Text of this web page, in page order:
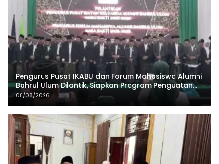
Pengurus Pusat IKABU dan Forum Mahasiswa Alumni
Bahrul Ulum Dilantik, Siapkan Program Penguatan
Organisasi dan Ekonomi
08/08/2026